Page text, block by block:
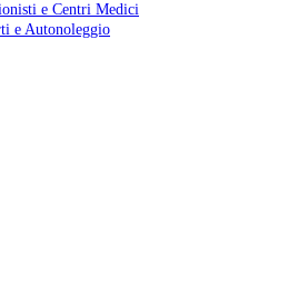
e Centri Medici
e Autonoleggio